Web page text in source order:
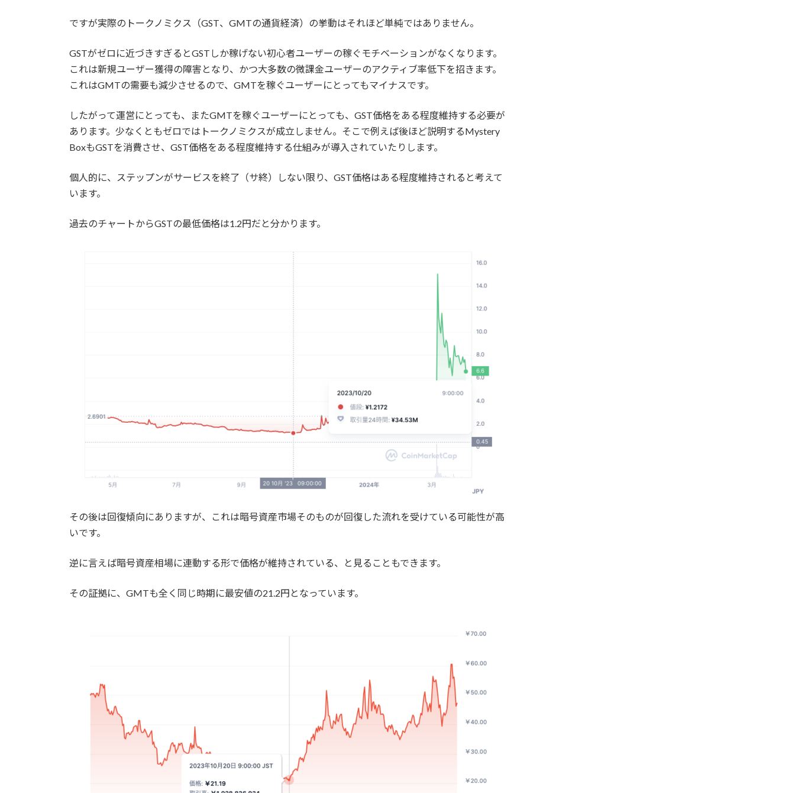
ですが実際のトークノミクス（GST、GMTの通貨経済）の挙動はそれほど単純ではありません。
GSTがゼロに近づきすぎるとGSTしか稼げない初心者ユーザーの稼ぐモチベーションがなくなります。
これは新規ユーザー獲得の障害となり、かつ大多数の微課金ユーザーのアクティブ率低下を招きます。
これはGMTの需要も減少させるので、GMTを稼ぐユーザーにとってもマイナスです。
したがって運営にとっても、またGMTを稼ぐユーザーにとっても、GST価格をある程度維持する必要が
あります。少なくともゼロではトークノミクスが成立しません。そこで例えば後ほど説明するMystery
BoxもGSTを消費させ、GST価格をある程度維持する仕組みが導入されていたりします。
個人的に、ステップンがサービスを終了（サ終）しない限り、GST価格はある程度維持されると考えて
います。
過去のチャートからGSTの最低価格は1.2円だと分かります。
その後は回復傾向にありますが、これは暗号資産市場そのものが回復した流れを受けている可能性が高
いです。
逆に言えば暗号資産相場に連動する形で価格が維持されている、と見ることもできます。
その証拠に、GMTも全く同じ時期に最安値の21.2円となっています。